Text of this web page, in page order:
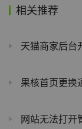
相关推荐
天猫商家后台
果核首页更换
网站无法打开